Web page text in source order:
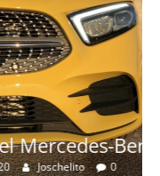
Benz A200d
0